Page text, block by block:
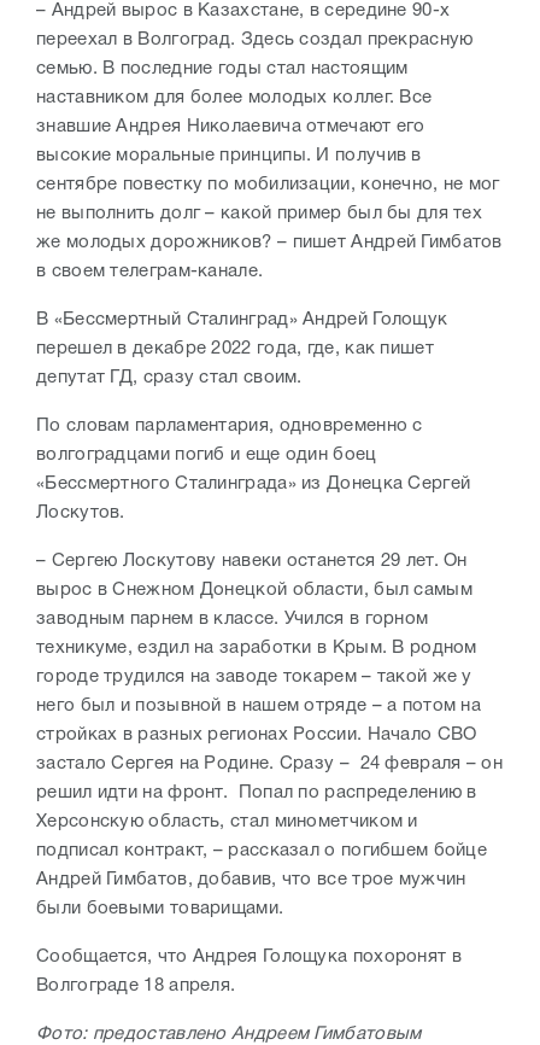
– Андрей вырос в Казахстане, в середине 90-х
переехал в Волгоград. Здесь создал прекрасную
семью. В последние годы стал настоящим
наставником для более молодых коллег. Все
знавшие Андрея Николаевича отмечают его
высокие моральные принципы. И получив в
сентябре повестку по мобилизации, конечно, не мог
не выполнить долг – какой пример был бы для тех
же молодых дорожников? – пишет Андрей Гимбатов
в своем телеграм-канале.
В «Бессмертный Сталинград» Андрей Голощук
перешел в декабре 2022 года, где, как пишет
депутат ГД, сразу стал своим.
По словам парламентария, одновременно с
волгоградцами погиб и еще один боец
«Бессмертного Сталинграда» из Донецка Сергей
Лоскутов.
– Сергею Лоскутову навеки останется 29 лет. Он
вырос в Снежном Донецкой области, был самым
заводным парнем в классе. Учился в горном
техникуме, ездил на заработки в Крым. В родном
городе трудился на заводе токарем – такой же у
него был и позывной в нашем отряде – а потом на
стройках в разных регионах России. Начало СВО
застало Сергея на Родине. Сразу – 24 февраля – он
решил идти на фронт. Попал по распределению в
Херсонскую область, стал минометчиком и
подписал контракт, – рассказал о погибшем бойце
Андрей Гимбатов, добавив, что все трое мужчин
были боевыми товарищами.
Сообщается, что Андрея Голощука похоронят в
Волгограде 18 апреля.
Фото: предоставлено Андреем Гимбатовым